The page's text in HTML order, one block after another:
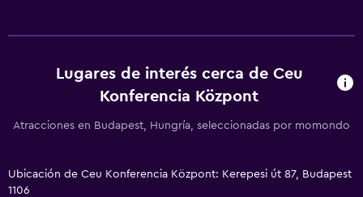
Seguridad las 24 horas
Menús para dietas especiales (bajo petición)
Máquina expendedora (bebidas)
Lugares de interés cerca de Ceu
Konferencia Központ
Atracciones en Budapest, Hungría, seleccionadas por momondo
Ubicación de Ceu Konferencia Központ: Kerepesi út 87, Budapest
1106